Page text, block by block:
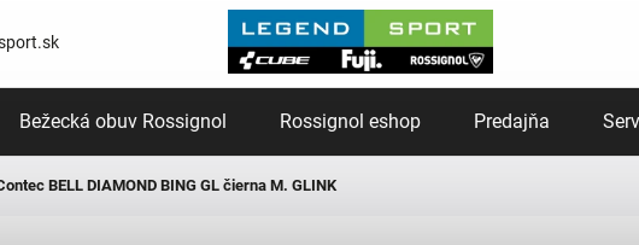
Bežecká obuv Rossignol Rossignol eshop Predajňa
BELL DIAMOND BING GL čierna M. GLINK